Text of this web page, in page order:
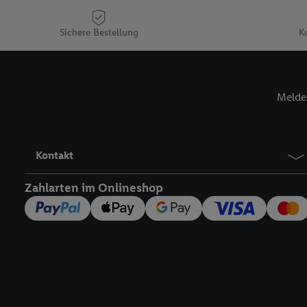
Sichere Bestellung
Kontakt
Zahlarten im Onlineshop
Plus-Konto einloggen,
Verantwortlichkeit mit
Hierzu wird von uns
Adresse in
Zudem erlauben Sie
den Lidl-Diensten
Kundenkonto-
Insbesondere können
werden, damit wir
Nutzung der Utiq-
widerrufen - jederzeit
die Lidl-Dienste)